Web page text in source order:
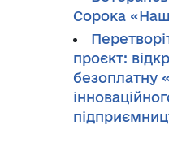
Сорока
проєкт:
безоплатну